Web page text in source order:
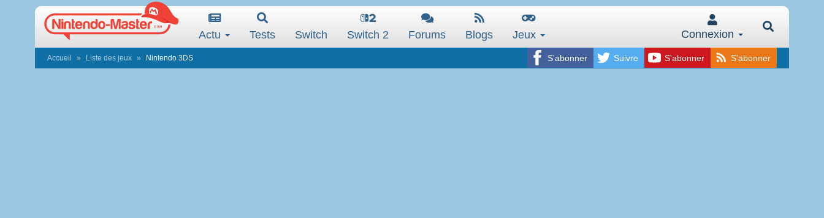
Actu Tests Switch Switch 2 Forums Blogs Jeux Connexion
S'abonner Suivre S'abonner S'abonner
Accueil Liste des jeux Nintendo 3DS